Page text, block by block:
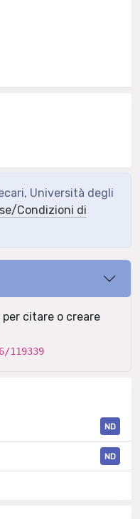
Università degli
Condizioni di
citare o creare
119339
ND
ND